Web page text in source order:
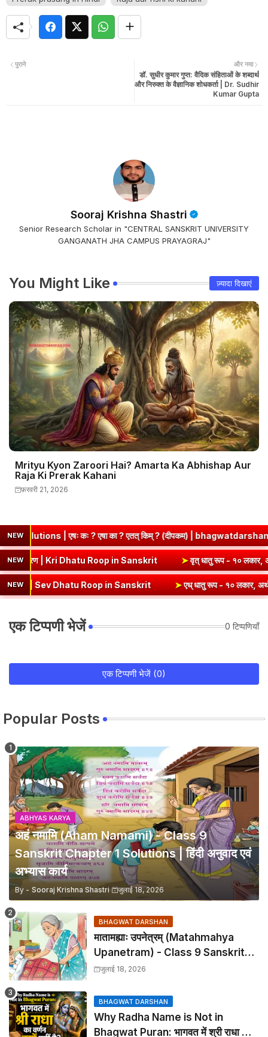
और नया
डॉ. सुधीर कुमार गुप्त: वैदिक संहिताओं के शब्दार्थ
और निरुक्त के वैज्ञानिक शोधकर्ता | Dr. Sudhir
Kumar Gupta
पुराने
Sooraj Krishna Shastri
Senior Research Scholar in "CENTRAL SANSKRIT UNIVERSITY
GANGANATH JHA CAMPUS PRAYAGRAJ"
You Might Like ज़्यादा दिखाएं
Mrityu Kyon Zaroori Hai? Amarta Ka Abhishap Aur
Raja Ki Prerak Kahani
फ़रवरी 21, 2026
NEW
एषा का ? एतत् किम् ? (दीपकम) | bhagwatdarshan.com ➤Class
NEW - १० लकार, अर्थ एवं व्याकरण | Kri Dhatu Roop in Sanskrit ➤
NEWRoop in Sanskrit ➤एध् धातु रूप - १० लकार, अर्थ एवं व्याकरण |
एक टिप्पणी भेजें 0 टिप्पणियाँ
एक टिप्पणी भेजें (0)
Popular Posts
ABHYAS KARYA
अहं नमामि (Aham Namami) - Class 9
Sanskrit Chapter 1 Solutions | हिंदी अनुवाद एवं
अभ्यास कार्य
By - Sooraj Krishna Shastri जुलाई 18, 2026
BHAGWAT DARSHAN
मातामह्याः उपनेत्रम् (Matahmahya
Upanetram) - Class 9 Sanskrit
Chapter 2 Translation &
जुलाई 18, 2026
BHAGWAT DARSHAN
Why Radha Name is Not in
Bhagwat Puran: भागवत में श्री राधा का